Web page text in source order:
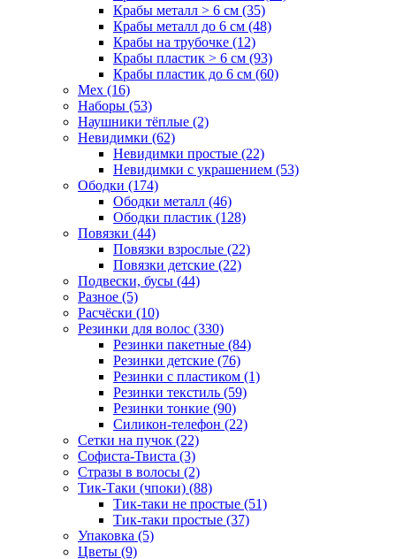
Крабы металл > 6 см (35)
Крабы металл до 6 см (48)
Крабы на трубочке (12)
Крабы пластик > 6 см (93)
Крабы пластик до 6 см (60)
Мех (16)
Наборы (53)
Наушники тёплые (2)
Невидимки (62)
Невидимки простые (22)
Невидимки с украшением (53)
Ободки (174)
Ободки металл (46)
Ободки пластик (128)
Повязки (44)
Повязки взрослые (22)
Повязки детские (22)
Подвески, бусы (44)
Разное (5)
Расчёски (10)
Резинки для волос (330)
Резинки пакетные (84)
Резинки детские (76)
Резинки с пластиком (1)
Резинки текстиль (59)
Резинки тонкие (90)
Силикон-телефон (22)
Сетки на пучок (22)
Софиста-Твиста (3)
Стразы в волосы (2)
Тик-Таки (чпоки) (88)
Тик-таки не простые (51)
Тик-таки простые (37)
Упаковка (5)
Цветы (9)